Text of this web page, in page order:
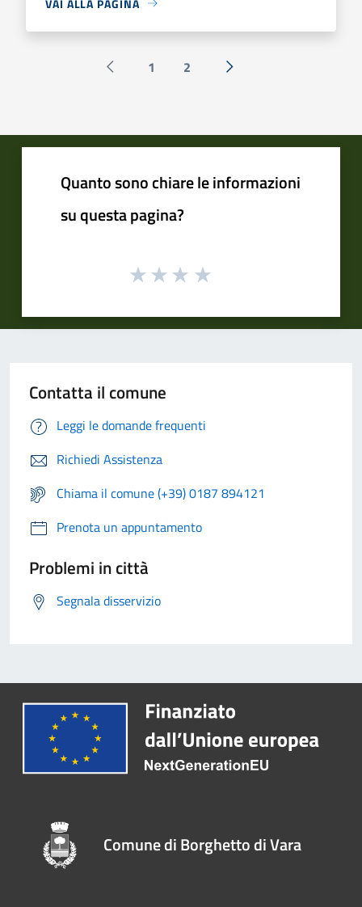
Pagina precedente
1 2 Successiva »
Quanto sono chiare le informazioni
su questa pagina?
Contatta il comune
Leggi le domande frequenti
Richiedi Assistenza
Chiama il comune (+39) 0187 894121
Prenota un appuntamento
Problemi in città
Segnala disservizio
Comune di Borghetto di Vara